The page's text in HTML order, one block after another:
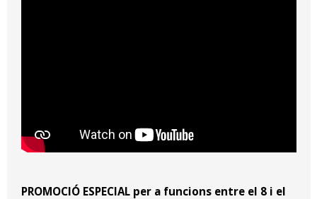
PROMOCIÓ ESPECIAL per a funcions entre el 8 i el